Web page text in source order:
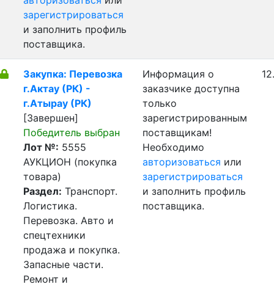
зарегистрироваться
и заполнить профиль
поставщика.
Закупка: Перевозка
г.Актау (РК) -
г.Атырау (РК)
[Завершен]
Победитель выбран
Лот №: 5555
АУКЦИОН (покупка
товара)
Раздел: Транспорт.
Логистика.
Перевозка. Авто и
спецтехники
продажа и покупка.
Запасные части.
Ремонт и
Информация о
заказчике доступна
только
зарегистрированным
поставщикам!
Необходимо
авторизоваться или
зарегистрироваться
и заполнить профиль
поставщика.